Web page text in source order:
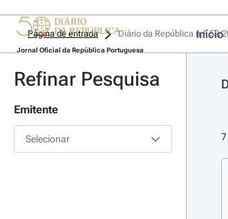
Jornal Oficial da República Portuguesa
Início
Página de entrada Diário da República n.º 52/
Refinar Pesquisa
Emitente
Selecionar 7